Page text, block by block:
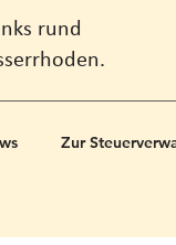
rund
Zur